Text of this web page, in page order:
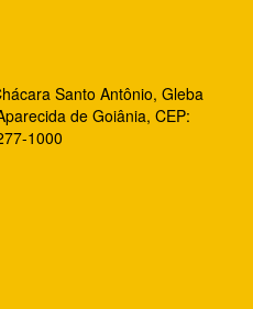
Santo Antônio, Gleba
de Goiânia, CEP:
1000